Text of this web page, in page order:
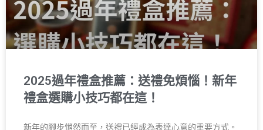
2025過年禮盒推薦：送禮免煩惱！新年
禮盒選購小技巧都在這！
新年的腳步悄然而至，送禮已經成為表達心意的重要方式。